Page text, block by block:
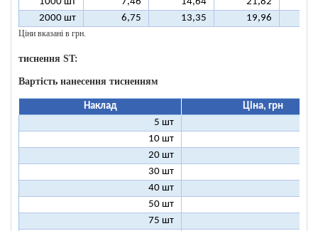
2000 шт
6,75 13,35 19,96
Ціни вказані в грн.
тиснення ST:
Вартість нанесення тисненням
Наклад
Ціна, грн
5 шт
10 шт
20 шт
30 шт
40 шт
50 шт
75 шт